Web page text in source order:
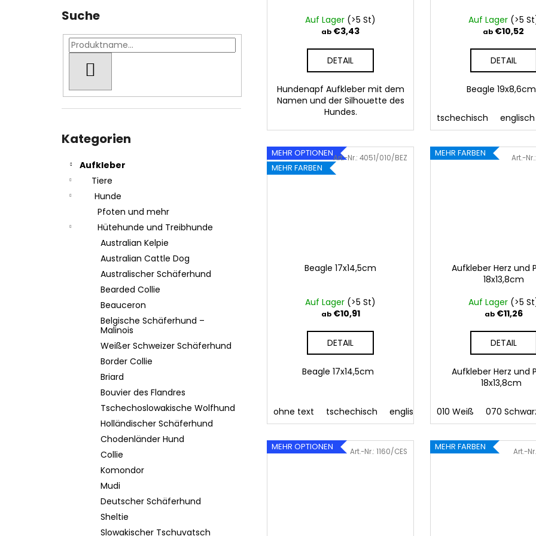
Suche
überspringen
Kategorien
Aufkleber
Tiere
Hunde
Pfoten und mehr
Hütehunde und Treibhunde
Australian Kelpie
Australian Cattle Dog
Australischer Schäferhund
Bearded Collie
Beauceron
Belgische Schäferhund –
Malinois
Weißer Schweizer Schäferhund
Border Collie
Briard
Bouvier des Flandres
Tschechoslowakische Wolfhund
Holländischer Schäferhund
Chodenländer Hund
Collie
Komondor
Mudi
Deutscher Schäferhund
Sheltie
Slowakischer Tschuvatsch
Auf Lager (>5 St)
ab €3,43
DETAIL
Hundenapf Aufkleber mit dem
Namen und der Silhouette des
Hundes.
Auf Lager (>5
ab €10,52
DETAIL
Beagle 19x8,6cm
tschechisch englisch
MEHR OPTIONEN
MEHR FARBEN
Beagle 17x14,5cm
Auf Lager (>5 St)
ab€10,91
DETAIL
Beagle 17x14,5cm
ohne text tschechisch englisch
Art.-Nr.:4051/010/BEZ MEHR FARBEN
Aufkleber Herz und
18x13,8cm
Auf Lager (>5
ab€11,26
DETAIL
Aufkleber Herz und
18x13,8cm
010 Weiß 070
Art.-Nr.:
MEHR OPTIONEN Art.-Nr.:1160/CES MEHR FARBEN Art.-